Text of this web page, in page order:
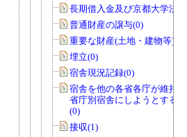
長期借入金及び京都大学法人
普通財産の譲与(0)
重要な財産(土地・建物等)(0)
埋立(0)
宿舎現況記録(0)
宿舎を他の各省各庁が維持管
省庁別宿舎にしようとする場
(0)
接収(1)